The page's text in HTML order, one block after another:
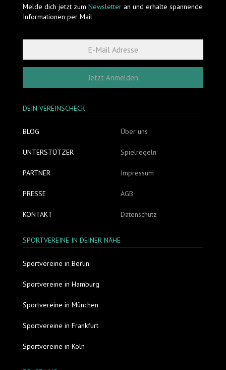
Melde dich jetzt zum Newsletter an und erhalte spannende
Informationen per Mail
Jetzt Anmelden
DEIN VEREINSCHECK
BLOG
UNTERSTÜTZER
PARTNER
PRESSE
KONTAKT
Über uns
Spielregeln
Impressum
AGB
Datenschutz
SPORTVEREINE IN DEINER NÄHE
Sportvereine in Berlin
Sportvereine in Hamburg
Sportvereine in München
Sportvereine in Frankfurt
Sportvereine in Köln